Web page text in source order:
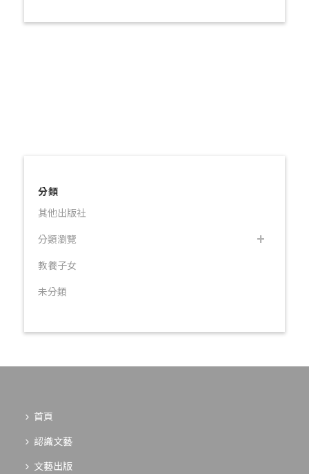
分類
其他出版社
分類瀏覽
教養子女
未分類
首頁
認識文藝
文藝出版